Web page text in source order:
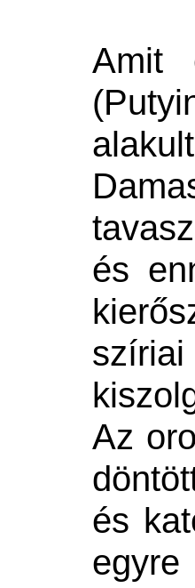
Amit
és
Az
és